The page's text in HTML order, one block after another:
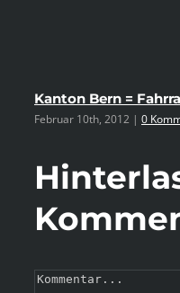
Kanton Bern =
Februar 10th, 2012 | 0
Kommentar